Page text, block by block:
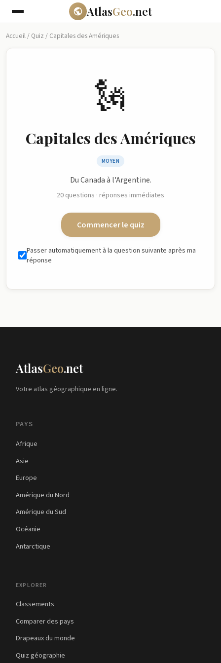
AtlasGeo.net
Accueil/ Quiz / Capitales des Amériques
🗽
Capitales des Amériques
MOYEN
Du Canada à l'Argentine.
20 questions · réponses immédiates
Commencer le quiz
Passer automatiquement à la question suivante après ma
réponse
AtlasGeo.net
Votre atlas géographique en ligne.
PAYS
Afrique
Asie
Europe
Amérique du Nord
Amérique du Sud
Océanie
Antarctique
EXPLORER
Classements
Comparer des pays
Drapeaux du monde
Quiz géographie